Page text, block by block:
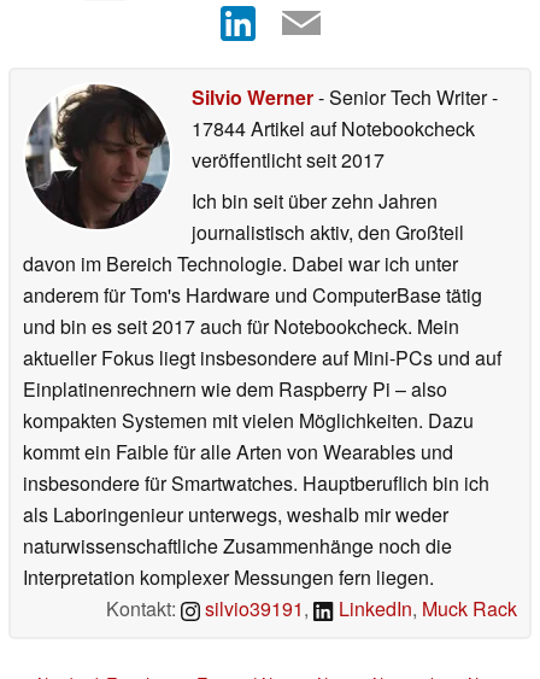
Silvio Werner- Senior Tech Writer-
17844 Artikel auf Notebookcheck
veröffentlichtseit 2017
Ich bin seit über zehn Jahren
journalistisch aktiv, den Großteil
davon im Bereich Technologie. Dabei war ich unter
anderem für Tom's Hardware und ComputerBase tätig
und bin es seit 2017 auch für Notebookcheck. Mein
aktueller Fokus liegt insbesondere auf Mini-PCs und auf
Einplatinenrechnern wie dem Raspberry Pi – also
kompakten Systemen mit vielen Möglichkeiten. Dazu
kommt ein Faible für alle Arten von Wearables und
insbesondere für Smartwatches. Hauptberuflich bin ich
als Laboringenieur unterwegs, weshalb mir weder
naturwissenschaftliche Zusammenhänge noch die
Interpretation komplexer Messungen fern liegen.
Kontakt:
silvio39191, LinkedIn, Muck Rack